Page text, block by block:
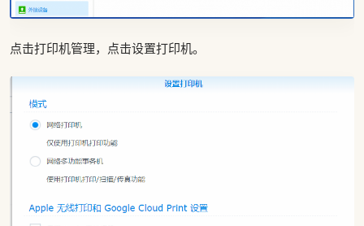
点击打印机管理，点击设置打印机。